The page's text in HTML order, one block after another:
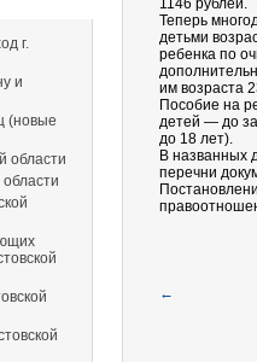
г.
и
(новые
области
1146 рублей.
Теперь
детьми
ребенка по
им возраста
Пособие на
детей — до
до 18 лет).
В названных
перечни
←